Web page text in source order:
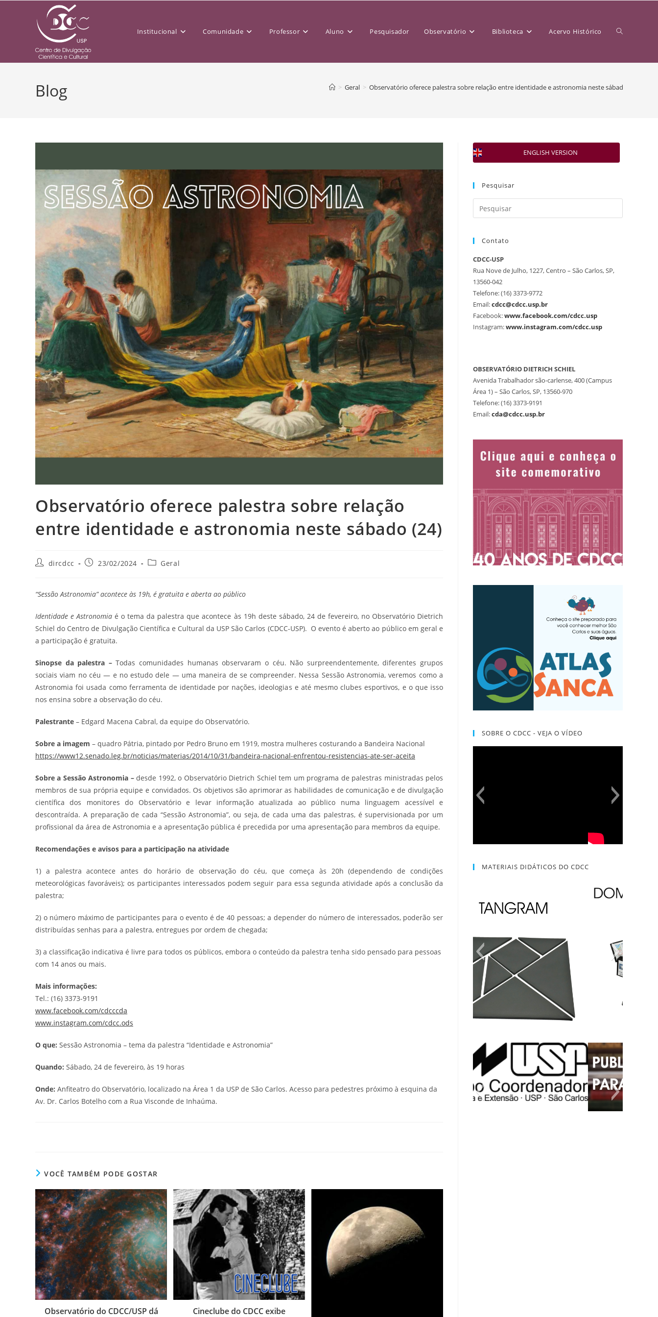
Institucional Comunidade Professor Aluno Pesquisador Observatório Biblioteca Acervo Histórico
Blog > Geral > Observatório oferece palestra sobre relação entre identidade e astronomia neste sábado (24)
Observatório oferece palestra sobre relação
entre identidade e astronomia neste sábado (24)
dircdcc 23/02/2024 Geral
“Sessão Astronomia” acontece às 19h, é gratuita e aberta ao público
Identidade e Astronomia é o tema da palestra que acontece às 19h deste sábado, 24 de fevereiro, no Observatório Dietrich
Schiel do Centro de Divulgação Científica e Cultural da USP São Carlos (CDCC-USP). O evento é aberto ao público em geral e
a participação é gratuita.
Sinopse da palestra –Todas comunidades humanas observaram o céu. Não surpreendentemente, diferentes grupos
sociais viam no céu — e no estudo dele — uma maneira de se compreender. Nessa Sessão Astronomia, veremos como a
Astronomia foi usada como ferramenta de identidade por nações, ideologias e até mesmo clubes esportivos, e o que isso
nos ensina sobre a observação do céu.
Palestrante – Edgard Macena Cabral, da equipe do Observatório.
Sobre a imagem – quadro Pátria, pintado por Pedro Bruno em 1919, mostra mulheres costurando a Bandeira Nacional
https://www12.senado.leg.br/noticias/materias/2014/10/31/bandeira-nacional-enfrentou-resistencias-ate-ser-aceita
Sobre a Sessão Astronomia –desde 1992, o Observatório Dietrich Schiel tem um programa de palestras ministradas pelos
membros de sua própria equipe e convidados. Os objetivos são aprimorar as habilidades de comunicação e de divulgação
científica dos monitores do Observatório e levar informação atualizada ao público numa linguagem acessível e
descontraída. A preparação de cada “Sessão Astronomia”, ou seja, de cada uma das palestras, é supervisionada por um
profissional da área de Astronomia e a apresentação pública é precedida por uma apresentação para membros da equipe.
Recomendações e avisos para a participação na atividade
1) a palestra acontece antes do horário de observação do céu, que começa às 20h (dependendo de condições
meteorológicas favoráveis); os participantes interessados podem seguir para essa segunda atividade após a conclusão da
palestra;
2) o número máximo de participantes para o evento é de 40 pessoas; a depender do número de interessados, poderão ser
distribuídas senhas para a palestra, entregues por ordem de chegada;
3) a classificação indicativa é livre para todos os públicos, embora o conteúdo da palestra tenha sido pensado para pessoas
com 14 anos ou mais.
Mais informações:
Tel.: (16) 3373-9191
www.facebook.com/cdcccda
www.instagram.com/cdcc.ods
O que: Sessão Astronomia – tema da palestra “Identidade e Astronomia”
Quando: Sábado, 24 de fevereiro, às 19 horas
Onde: Anfiteatro do Observatório, localizado na Área 1 da USP de São Carlos. Acesso para pedestres próximo à esquina da
Av. Dr. Carlos Botelho com a Rua Visconde de Inhaúma.
VOCÊ TAMBÉM PODE GOSTAR
Observatório do CDCC/USP dá
Cineclube do CDCC exibe
ENGLISH VERSION
Pesquisar
Contato
CDCC-USP
Rua Nove de Julho, 1227, Centro – São Carlos, SP,
13560-042
Telefone: (16) 3373-9772
Email:cdcc@cdcc.usp.br
Facebook:www.facebook.com/cdcc.usp
Instagram:www.instagram.com/cdcc.usp
OBSERVATÓRIO DIETRICH SCHIEL
Avenida Trabalhador são-carlense, 400 (Campus
Área 1) – São Carlos, SP, 13560-970
Telefone: (16) 3373-9191
Email:cda@cdcc.usp.br
SOBRE O CDCC - VEJA O VÍDEO
MATERIAIS DIDÁTICOS DO CDCC